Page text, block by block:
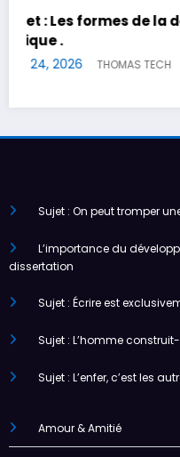
Sujet : L’art
mai 17, 2026
Sujet : On peut tromper
L’importance du
dissertation
Sujet : Écrire est
Sujet : L’homme
Sujet : L’enfer, c’est les
Amour & Amitié